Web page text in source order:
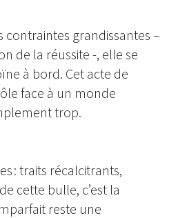
contraintes grandissantes –
de la réussite -, elle se
à bord. Cet acte de
face à un monde
trop.
: traits récalcitrants,
cette bulle, c’est la
reste une